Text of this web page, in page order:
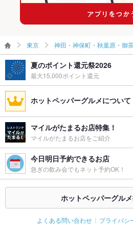
グパーティ
様々なシーンにご利用いただ
す。
お祝い・サ
プライズ対
応
可
備考
す。
東京 神田・神保町・秋葉原・御
夏のポイント還元祭2026
最大15,000ポイント還元
ホットペッパーグルメについて
マイルがたまるお店特集！
マイルがたまるお店をご紹介
今日明日予約できるお店
急ぎの飲み会でもネット予約OK！
ホットペッパーグル
よくある問い合わせ プライバシ